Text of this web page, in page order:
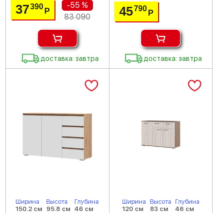
37390Р
-55 %
83 090
доставка: завтра
45790 Р
доставка: завтра
Ширина
150.2 см
Высота
95.8 см
Глубина
46 см
Ширина
120 см
Высота
83 см
Глубина
46 см